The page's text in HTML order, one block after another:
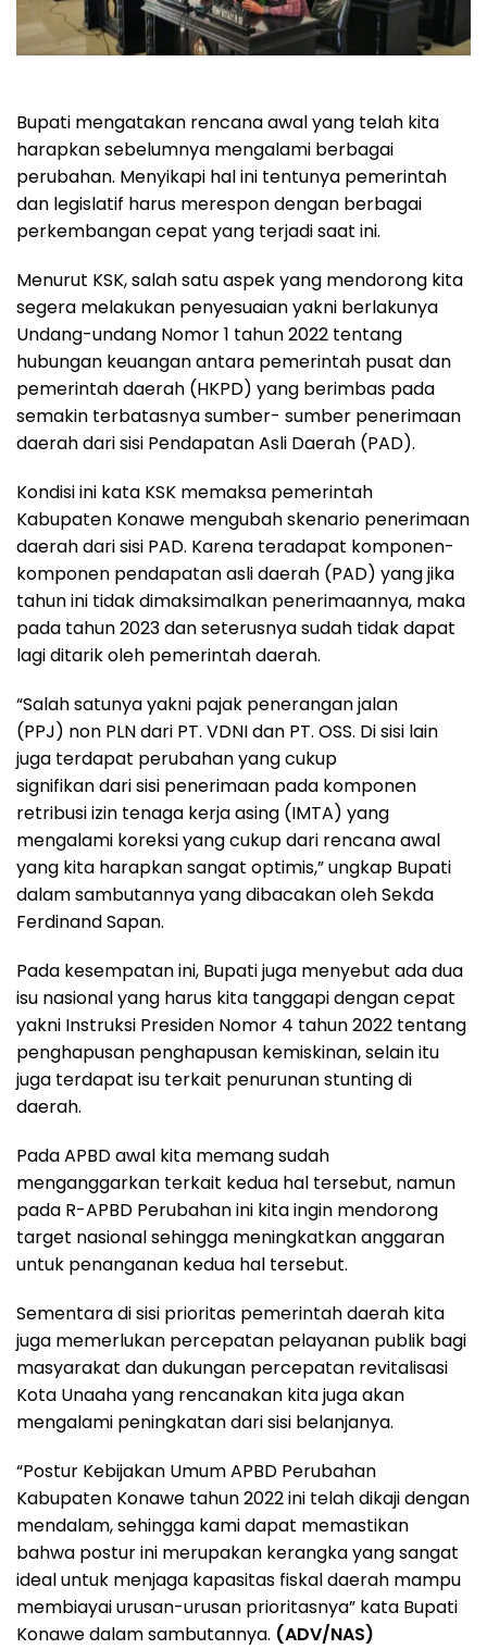
Bupati mengatakan rencana awal yang telah kita
harapkan sebelumnya mengalami berbagai
perubahan. Menyikapi hal ini tentunya pemerintah
dan legislatif harus merespon dengan berbagai
perkembangan cepat yang terjadi saat ini.
Menurut KSK, salah satu aspek yang mendorong kita
segera melakukan penyesuaian yakni berlakunya
Undang-undang Nomor 1 tahun 2022 tentang
hubungan keuangan antara pemerintah pusat dan
pemerintah daerah (HKPD) yang berimbas pada
semakin terbatasnya sumber- sumber penerimaan
daerah dari sisi Pendapatan Asli Daerah (PAD).
Kondisi ini kata KSK memaksa pemerintah
Kabupaten Konawe mengubah skenario penerimaan
daerah dari sisi PAD. Karena teradapat komponen-
komponen pendapatan asli daerah (PAD) yang jika
tahun ini tidak dimaksimalkan penerimaannya, maka
pada tahun 2023 dan seterusnya sudah tidak dapat
lagi ditarik oleh pemerintah daerah.
“Salah satunya yakni pajak penerangan jalan
(PPJ) non PLN dari PT. VDNI dan PT. OSS. Di sisi lain
juga terdapat perubahan yang cukup
signifikan dari sisi penerimaan pada komponen
retribusi izin tenaga kerja asing (IMTA) yang
mengalami koreksi yang cukup dari rencana awal
yang kita harapkan sangat optimis,” ungkap Bupati
dalam sambutannya yang dibacakan oleh Sekda
Ferdinand Sapan.
Pada kesempatan ini, Bupati juga menyebut ada dua
isu nasional yang harus kita tanggapi dengan cepat
yakni Instruksi Presiden Nomor 4 tahun 2022 tentang
penghapusan penghapusan kemiskinan, selain itu
juga terdapat isu terkait penurunan stunting di
daerah.
Pada APBD awal kita memang sudah
menganggarkan terkait kedua hal tersebut, namun
pada R-APBD Perubahan ini kita ingin mendorong
target nasional sehingga meningkatkan anggaran
untuk penanganan kedua hal tersebut.
Sementara di sisi prioritas pemerintah daerah kita
juga memerlukan percepatan pelayanan publik bagi
masyarakat dan dukungan percepatan revitalisasi
Kota Unaaha yang rencanakan kita juga akan
mengalami peningkatan dari sisi belanjanya.
“Postur Kebijakan Umum APBD Perubahan
Kabupaten Konawe tahun 2022 ini telah dikaji dengan
mendalam, sehingga kami dapat memastikan
bahwa postur ini merupakan kerangka yang sangat
ideal untuk menjaga kapasitas fiskal daerah mampu
membiayai urusan-urusan prioritasnya” kata Bupati
Konawe dalam sambutannya. (ADV/NAS)